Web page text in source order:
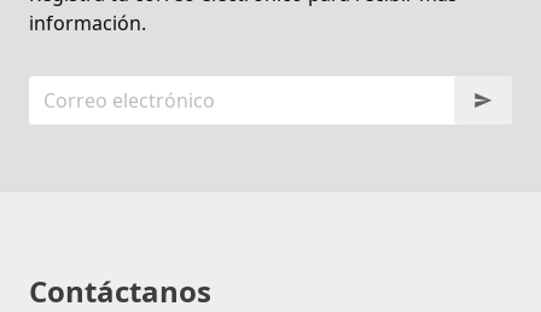
información.
Contáctanos